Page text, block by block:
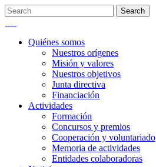
Quiénes somos
Nuestros orígenes
Misión y valores
Nuestros objetivos
Junta directiva
Financiación
Actividades
Formación
Concursos y premios
Cooperación y voluntariado
Memoria de actividades
Entidades colaboradoras